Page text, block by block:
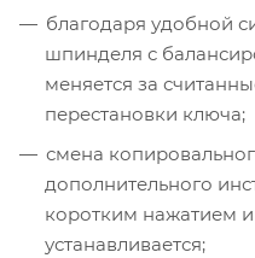
благодаря удобной
шпинделя с
меняется за
перестановки ключа;
смена
дополнительного
коротким нажатием
устанавливается;